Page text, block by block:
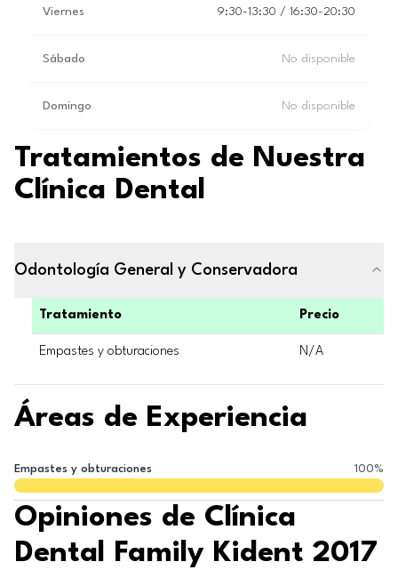
Viernes 9:30-13:30 / 16:30-20:30
Sábado No disponible
Domingo No disponible
Tratamientos de Nuestra
Clínica Dental
Odontología General y Conservadora
Tratamiento Precio
Empastes y obturaciones N/A
Áreas de Experiencia
Empastes y obturaciones 100%
Opiniones de Clínica
Dental Family Kident 2017